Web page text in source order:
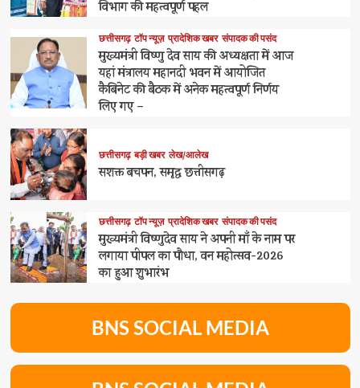
विभाग की महत्वपूर्ण पहल
छत्तीसगढ़ टॉप न्यूज़ प्रादेशिक खबर संपादक की पसंद
मुख्यमंत्री विष्णु देव साय की अध्यक्षता में आज
यहां मंत्रालय महानदी भवन में आयोजित
कैबिनेट की बैठक में अनेक महत्वपूर्ण निर्णय
लिए गए –
छत्तीसगढ़ बड़ी खबर लेख/आलेख
सशक्त बचपन, समृद्ध छत्तीसगढ़
छत्तीसगढ़ टॉप न्यूज़ प्रादेशिक खबर संपादक की पसंद
मुख्यमंत्री विष्णुदेव साय ने अपनी माँ के नाम पर
लगाया पीपल का पौधा, वन महोत्सव-2026
का हुआ शुभारंभ
BNS SOCIAL MEDIA